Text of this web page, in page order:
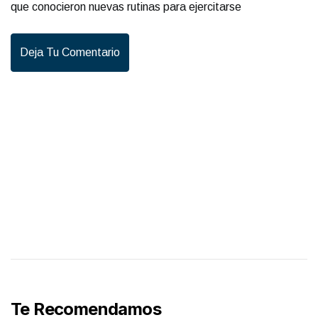
que conocieron nuevas rutinas para ejercitarse
Deja Tu Comentario
Te Recomendamos